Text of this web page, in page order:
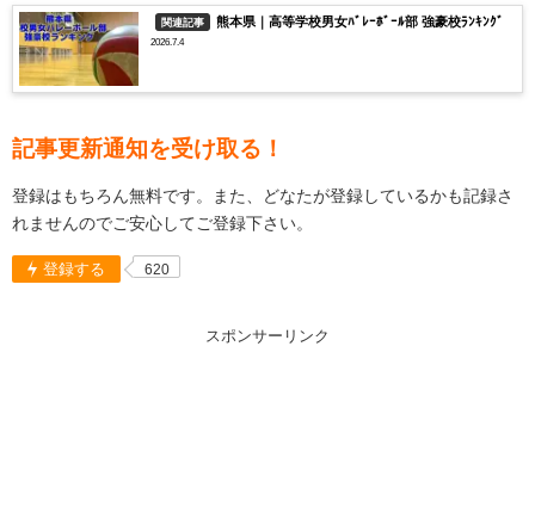
関連記事 熊本県｜高等学校男女ﾊﾞﾚｰﾎﾞｰﾙ部 強豪校ﾗﾝｷﾝｸﾞ
2026.7.4
記事更新通知を受け取る！
登録はもちろん無料です。また、どなたが登録しているかも記録さ
れませんのでご安心してご登録下さい。
登録する 620
スポンサーリンク